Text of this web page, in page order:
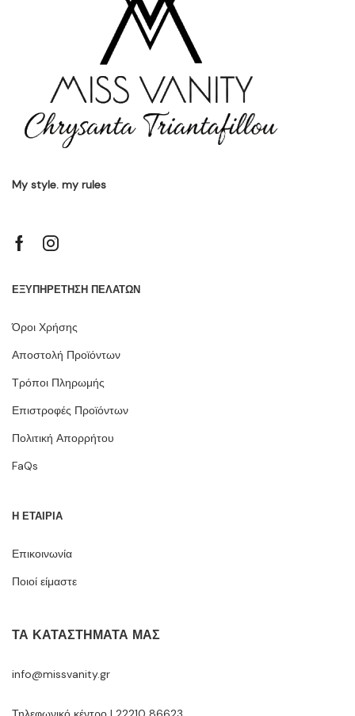
My style. my rules
ΕΞΥΠΗΡΕΤΗΣΗ ΠΕΛΑΤΩΝ
Όροι Χρήσης
Αποστολή Προϊόντων
Τρόποι Πληρωμής
Επιστροφές Προϊόντων
Πολιτική Απορρήτου
FaQs
Η ΕΤΑΙΡΙΑ
Επικοινωνία
Ποιοί είμαστε
ΤΑ ΚΑΤΑΣΤΉΜΑΤΆ ΜΑΣ
info@missvanity.gr